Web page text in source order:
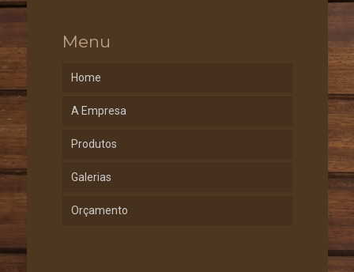
Menu
Home
A Empresa
Produtos
Galerias
Orçamento